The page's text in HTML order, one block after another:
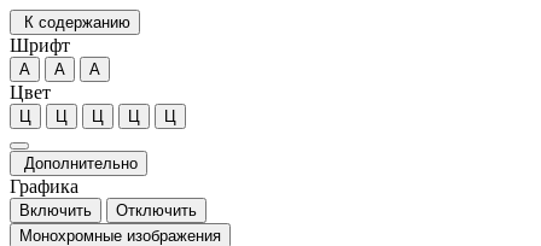
К содержанию
Шрифт
А А А
Цвет
Ц Ц Ц Ц Ц
Дополнительно
Графика
Включить
Отключить
Монохромные изображения